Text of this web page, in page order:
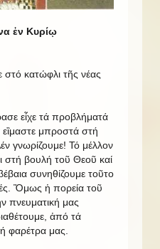
ἐν Κυρίῳ
κατώφλι τῆς νέας
εἶχε τά προβλήματά
μπροστά στή
γνωρίζουμε! Τό μέλλον
στή βουλή τοῦ Θεοῦ καί
συνηθίζουμε τοῦτο
Ὅμως ἡ πορεία τοῦ
πνευματική μας
ἀπό τά
φαρέτρα μας.